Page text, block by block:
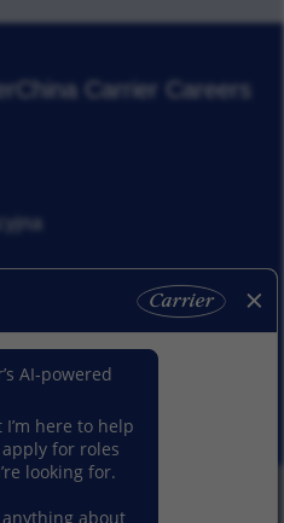
China Carrier Careers
prawa zastrzeżone.